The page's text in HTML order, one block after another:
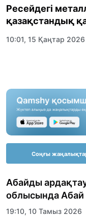
Ресейдегі
қазақстандық
10:01, 15 Қаңтар 2026
Соңғы
Абайды
облысында Абай
19:10, 10 Тамыз 2026